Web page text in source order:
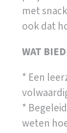
met
ook dat
WAT
* Een
*
weten